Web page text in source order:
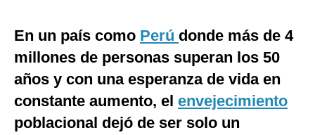
Internacional
Tecnología
En un país como Perú donde más de 4
millones de personas superan los 50
años y con una esperanza de vida en
constante aumento, el envejecimiento
poblacional dejó de ser solo un